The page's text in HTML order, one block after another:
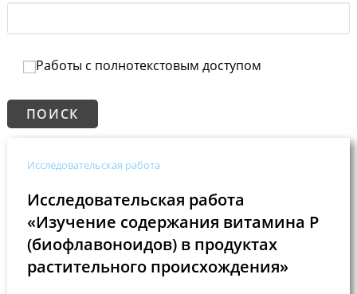
Работы с полнотекстовым доступом
Исследовательская работа
Исследовательская работа
«Изучение содержания витамина Р
(биофлавоноидов) в продуктах
растительного происхождения»